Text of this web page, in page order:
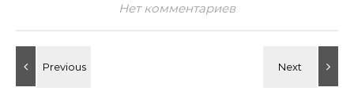
Нет комментариев